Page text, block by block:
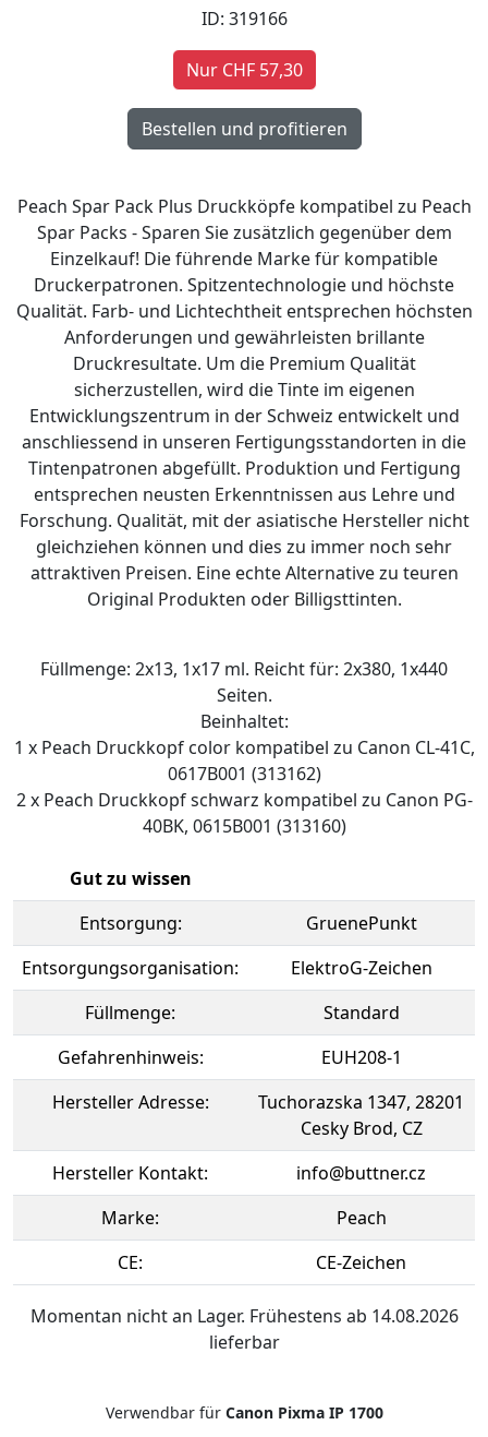
ID: 319166
Nur CHF 57,30
Peach Spar Pack Plus Druckköpfe kompatibel zu Peach
Spar Packs - Sparen Sie zusätzlich gegenüber dem
Einzelkauf! Die führende Marke für kompatible
Druckerpatronen. Spitzentechnologie und höchste
Qualität. Farb- und Lichtechtheit entsprechen höchsten
Anforderungen und gewährleisten brillante
Druckresultate. Um die Premium Qualität
sicherzustellen, wird die Tinte im eigenen
Entwicklungszentrum in der Schweiz entwickelt und
anschliessend in unseren Fertigungsstandorten in die
Tintenpatronen abgefüllt. Produktion und Fertigung
entsprechen neusten Erkenntnissen aus Lehre und
Forschung. Qualität, mit der asiatische Hersteller nicht
gleichziehen können und dies zu immer noch sehr
attraktiven Preisen. Eine echte Alternative zu teuren
Original Produkten oder Billigsttinten.
Füllmenge: 2x13, 1x17 ml. Reicht für: 2x380, 1x440
Seiten.
Beinhaltet:
1 x Peach Druckkopf color kompatibel zu Canon CL-41C,
0617B001 (313162)
2 x Peach Druckkopf schwarz kompatibel zu Canon PG-
40BK, 0615B001 (313160)
Gut zu wissen
Entsorgung:
GruenePunkt
Entsorgungsorganisation:
ElektroG-Zeichen
Füllmenge:
Standard
Gefahrenhinweis:
EUH208-1
Hersteller Adresse:
Tuchorazska 1347, 28201
Cesky Brod, CZ
Hersteller Kontakt:
info@buttner.cz
Marke:
Peach
CE:
CE-Zeichen
Momentan nicht an Lager. Frühestens ab 14.08.2026
lieferbar
Verwendbar für Canon Pixma IP 1700